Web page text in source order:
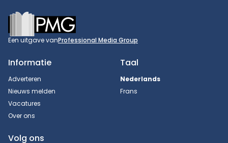
Footer
Een uitgave vanProfessional Media Group
Informatie
Adverteren
Nieuws melden
Vacatures
Over ons
Taal
Nederlands
Frans
Volg ons